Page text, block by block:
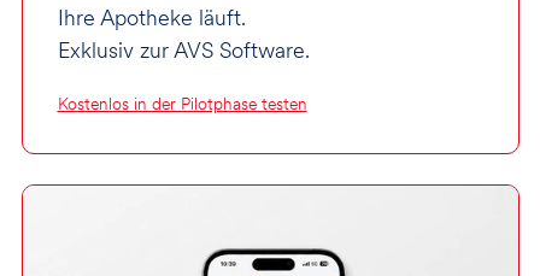
Ihre Apotheke läuft.
Exklusiv zur AVS Software.
Kostenlos in der Pilotphase testen